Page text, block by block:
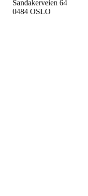
Sandakerveien 64
0484 OSLO